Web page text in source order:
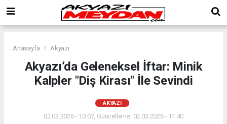
Anasayfa Akyazı
Akyazı’da Geleneksel İftar: Minik
Kalpler "Diş Kirası" İle Sevindi
AKYAZI
02.03.2026 - 10:07, Güncelleme: 02.03.2026 - 11:40